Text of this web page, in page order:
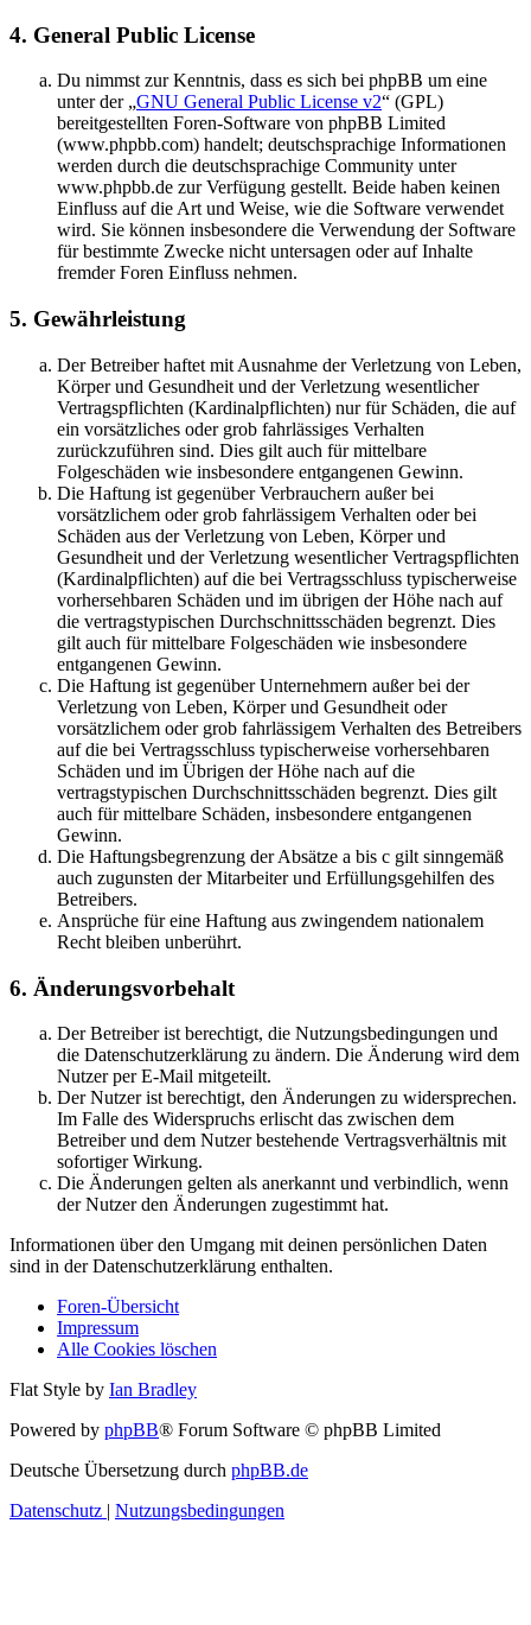
4. General Public License
Du nimmst zur Kenntnis, dass es sich bei phpBB um eine
unter der „GNU General Public License v2“ (GPL)
bereitgestellten Foren-Software von phpBB Limited
(www.phpbb.com) handelt; deutschsprachige Informationen
werden durch die deutschsprachige Community unter
www.phpbb.de zur Verfügung gestellt. Beide haben keinen
Einfluss auf die Art und Weise, wie die Software verwendet
wird. Sie können insbesondere die Verwendung der Software
für bestimmte Zwecke nicht untersagen oder auf Inhalte
fremder Foren Einfluss nehmen.
5. Gewährleistung
Der Betreiber haftet mit Ausnahme der Verletzung von Leben,
Körper und Gesundheit und der Verletzung wesentlicher
Vertragspflichten (Kardinalpflichten) nur für Schäden, die auf
ein vorsätzliches oder grob fahrlässiges Verhalten
zurückzuführen sind. Dies gilt auch für mittelbare
Folgeschäden wie insbesondere entgangenen Gewinn.
Die Haftung ist gegenüber Verbrauchern außer bei
vorsätzlichem oder grob fahrlässigem Verhalten oder bei
Schäden aus der Verletzung von Leben, Körper und
Gesundheit und der Verletzung wesentlicher Vertragspflichten
(Kardinalpflichten) auf die bei Vertragsschluss typischerweise
vorhersehbaren Schäden und im übrigen der Höhe nach auf
die vertragstypischen Durchschnittsschäden begrenzt. Dies
gilt auch für mittelbare Folgeschäden wie insbesondere
entgangenen Gewinn.
Die Haftung ist gegenüber Unternehmern außer bei der
Verletzung von Leben, Körper und Gesundheit oder
vorsätzlichem oder grob fahrlässigem Verhalten des Betreibers
auf die bei Vertragsschluss typischerweise vorhersehbaren
Schäden und im Übrigen der Höhe nach auf die
vertragstypischen Durchschnittsschäden begrenzt. Dies gilt
auch für mittelbare Schäden, insbesondere entgangenen
Gewinn.
Die Haftungsbegrenzung der Absätze a bis c gilt sinngemäß
auch zugunsten der Mitarbeiter und Erfüllungsgehilfen des
Betreibers.
Ansprüche für eine Haftung aus zwingendem nationalem
Recht bleiben unberührt.
6. Änderungsvorbehalt
Der Betreiber ist berechtigt, die Nutzungsbedingungen und
die Datenschutzerklärung zu ändern. Die Änderung wird dem
Nutzer per E-Mail mitgeteilt.
Der Nutzer ist berechtigt, den Änderungen zu widersprechen.
Im Falle des Widerspruchs erlischt das zwischen dem
Betreiber und dem Nutzer bestehende Vertragsverhältnis mit
sofortiger Wirkung.
Die Änderungen gelten als anerkannt und verbindlich, wenn
der Nutzer den Änderungen zugestimmt hat.
Informationen über den Umgang mit deinen persönlichen Daten
sind in der Datenschutzerklärung enthalten.
Foren-Übersicht
Impressum
Alle Cookies löschen
Flat Style by Ian Bradley
Powered by phpBB® Forum Software © phpBB Limited
Deutsche Übersetzung durch phpBB.de
Datenschutz | Nutzungsbedingungen